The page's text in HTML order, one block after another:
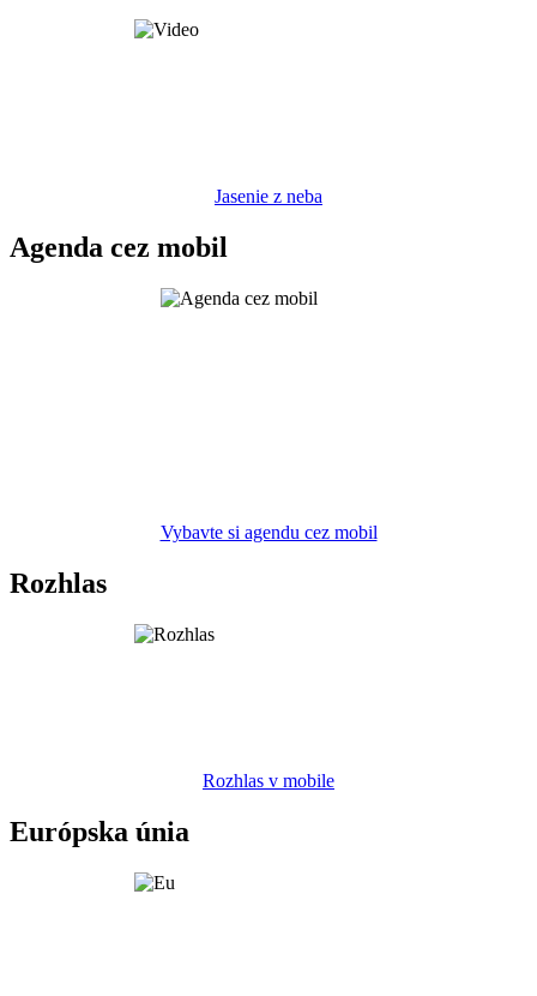
Jasenie z neba
Agenda cez mobil
Vybavte si agendu cez mobil
Rozhlas
Rozhlas v mobile
Európska únia